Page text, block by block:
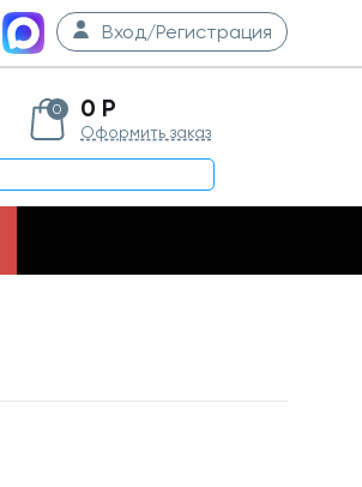
Вход/Регистрация
0 0 Р
Оформить заказ